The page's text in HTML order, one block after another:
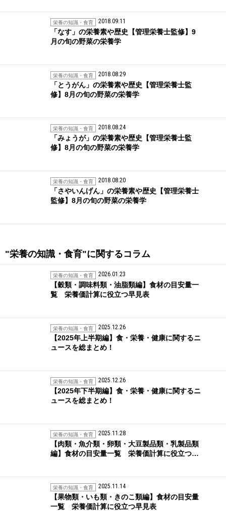
栄養の知識・食育 2018.09.11
「なす」の栄養素や歴史【管理栄養士監修】9
月の旬の野菜の栄養学
栄養の知識・食育 2018.08.29
「とうがん」の栄養素や歴史【管理栄養士監
修】8月の旬の野菜の栄養学
栄養の知識・食育 2018.08.24
「みょうが」の栄養素や歴史【管理栄養士監
修】8月の旬の野菜の栄養学
栄養の知識・食育 2018.08.20
「さやいんげん」の栄養素や歴史【管理栄養士
監修】8月の旬の野菜の栄養学
"栄養の知識・食育"に関するコラム
栄養の知識・食育 2026.01.23
【穀類・調味料類・油脂類編】食材の目安量一
覧 栄養価計算に役立つ早見表
栄養の知識・食育 2025.12.26
【2025年上半期編】食・栄養・健康に関するニ
ュースを総まとめ！
栄養の知識・食育 2025.12.26
【2025年下半期編】食・栄養・健康に関するニ
ュースを総まとめ！
栄養の知識・食育 2025.11.28
【肉類・魚介類・卵類・大豆製品類・乳製品類
編】食材の目安量一覧 栄養価計算に役立つ…
栄養の知識・食育 2025.11.14
【果物類・いも類・きのこ類編】食材の目安量
一覧 栄養価計算に役立つ早見表